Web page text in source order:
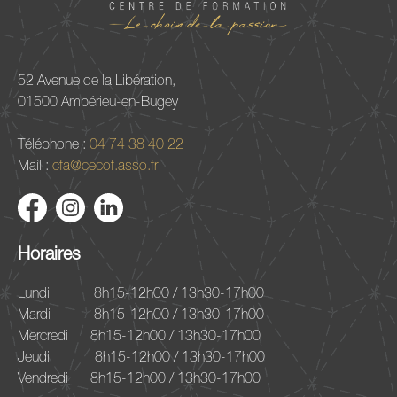
52 Avenue de la Libération,
01500 Ambérieu-en-Bugey
Téléphone : 04 74 38 40 22
Mail : cfa@cecof.asso.fr
Horaires
Lundi
8h15-12h00 / 13h30-17h00
Mardi
8h15-12h00 / 13h30-17h00
Mercredi
8h15-12h00 / 13h30-17h00
Jeudi
8h15-12h00 / 13h30-17h00
Vendredi
8h15-12h00 / 13h30-17h00